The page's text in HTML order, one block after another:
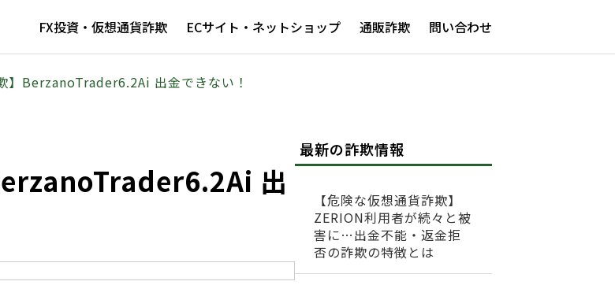
FX投資・仮想通貨詐欺 ECサイト・ネットショップ 通販詐欺 問い合わせ
】BerzanoTrader6.2Ai 出金できない！
出
最新の詐欺情報
【危険な仮想通貨詐欺】
ZERION利用者が続々と被
害に…出金不能・返金拒
否の詐欺の特徴とは